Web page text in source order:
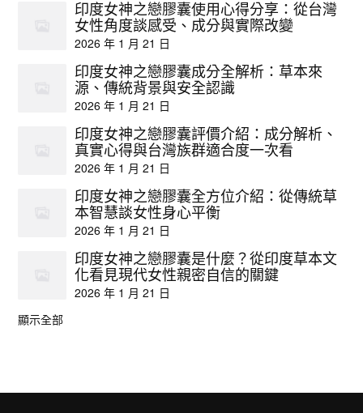
印度女神之戀膠囊使用心得分享：從台灣
女性角度談感受、成分與實際改變
2026 年 1 月 21 日
印度女神之戀膠囊成分全解析：草本來
源、傳統背景與安全認識
2026 年 1 月 21 日
印度女神之戀膠囊評價介紹：成分解析、
真實心得與台灣族群適合度一次看
2026 年 1 月 21 日
印度女神之戀膠囊全方位介紹：從傳統草
本智慧談女性身心平衡
2026 年 1 月 21 日
印度女神之戀膠囊是什麼？從印度草本文
化看見現代女性親密自信的關鍵
2026 年 1 月 21 日
顯示全部